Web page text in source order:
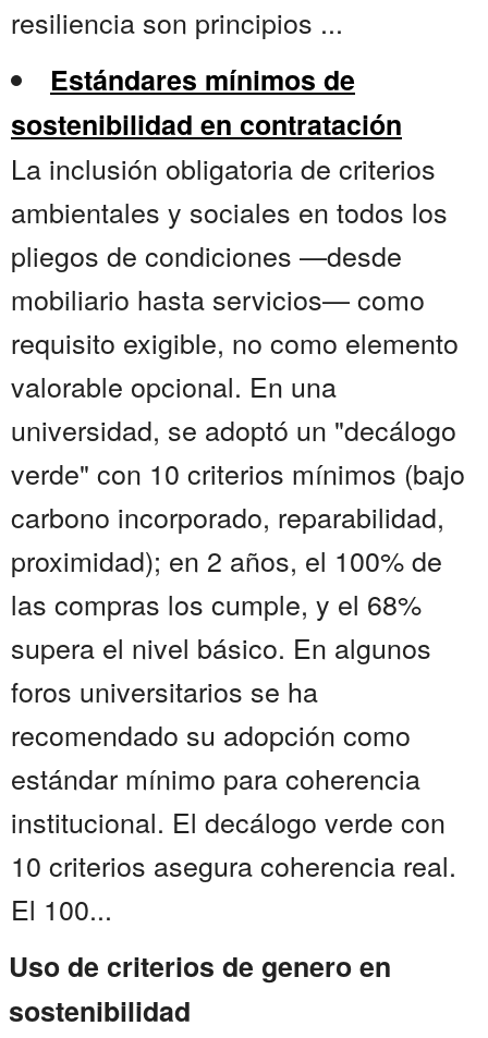
resiliencia son principios ...
Estándares mínimos de
sostenibilidad en contratación
La inclusión obligatoria de criterios
ambientales y sociales en todos los
pliegos de condiciones —desde
mobiliario hasta servicios— como
requisito exigible, no como elemento
valorable opcional. En una
universidad, se adoptó un "decálogo
verde" con 10 criterios mínimos (bajo
carbono incorporado, reparabilidad,
proximidad); en 2 años, el 100% de
las compras los cumple, y el 68%
supera el nivel básico. En algunos
foros universitarios se ha
recomendado su adopción como
estándar mínimo para coherencia
institucional. El decálogo verde con
10 criterios asegura coherencia real.
El 100...
Uso de criterios de genero en
sostenibilidad